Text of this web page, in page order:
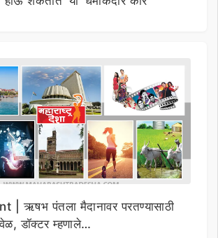
| ऋषभ पंतला मैदानावर परतण्यासाठी
वेळ, डॉक्टर म्हणाले…